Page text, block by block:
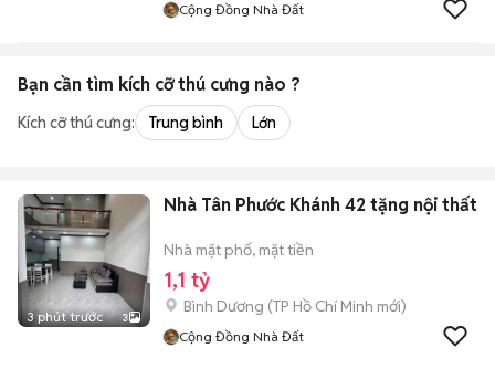
Cộng Đồng Nhà Đất
Bạn cần tìm kích cỡ thú cưng nào ?
Kích cỡ thú cưng: Trung bình Lớn
3 phút trước 3
Nhà Tân Phước Khánh 42 tặng nội thất
Nhà mặt phố, mặt tiền
1,1 tỷ
Bình Dương (TP Hồ Chí Minh mới)
Cộng Đồng Nhà Đất